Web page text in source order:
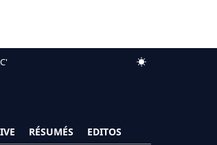
RÉSUMÉS EDITOS